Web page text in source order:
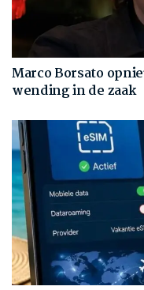
Marco Borsato
wending in de zaak